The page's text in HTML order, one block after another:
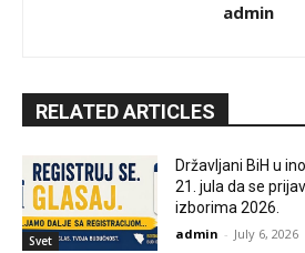
admin
RELATED ARTICLES
Svet
Državljani BiH u
21. jula da se
izborima 2026.
admin - July 6, 2026